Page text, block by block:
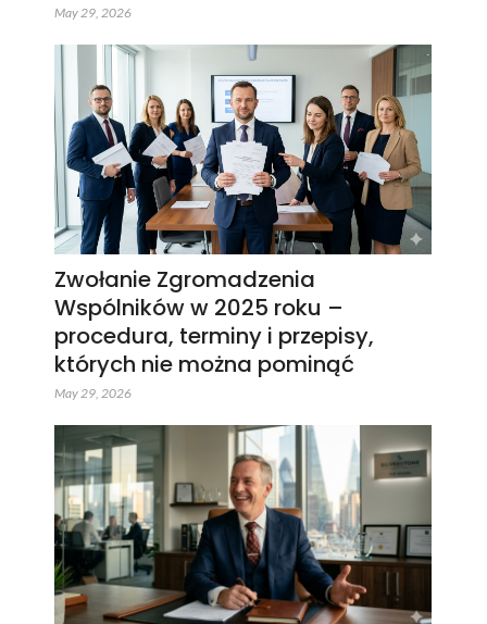
May 29, 2026
Zwołanie Zgromadzenia
Wspólników w 2025 roku –
procedura, terminy i przepisy,
których nie można pominąć
May 29, 2026